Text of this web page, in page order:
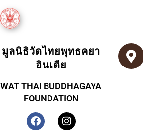
มูลนิธิวัดไทยพุทธคยา
อินเดีย
WAT THAI BUDDHAGAYA
FOUNDATION